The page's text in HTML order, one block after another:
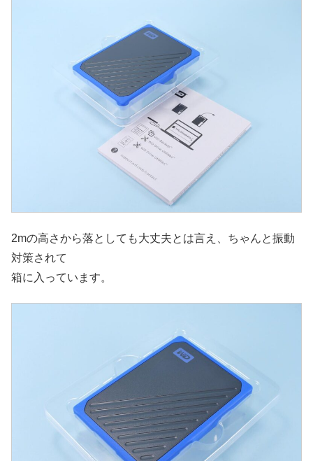
2mの高さから落としても大丈夫とは言え、ちゃんと振動
対策されて
箱に入っています。